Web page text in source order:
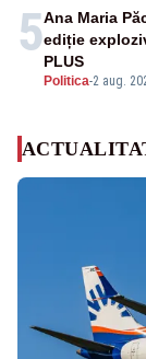
5
Politica-2 aug.
Ana Maria
ediție
PLUS